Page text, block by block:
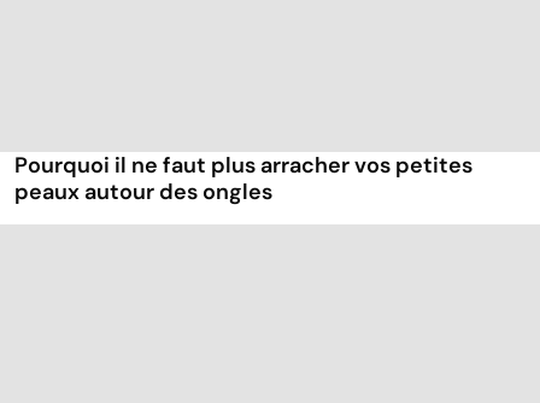
Pourquoi il ne faut plus arracher vos petites
peaux autour des ongles